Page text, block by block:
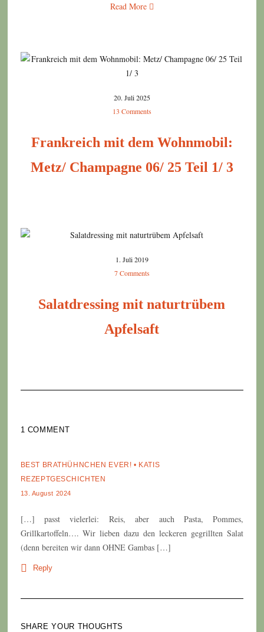
Read More
20. Juli 2025
13 Comments
Frankreich mit dem Wohnmobil:
Metz/ Champagne 06/ 25 Teil 1/ 3
1. Juli 2019
7 Comments
Salatdressing mit naturtrübem
Apfelsaft
1 COMMENT
BEST BRATHÜHNCHEN EVER! • KATIS
REZEPTGESCHICHTEN
13. August 2024
[…] passt vielerlei: Reis, aber auch Pasta, Pommes,
Grillkartoffeln…. Wir lieben dazu den leckeren gegrillten Salat
(denn bereiten wir dann OHNE Gambas […]
Reply
SHARE YOUR THOUGHTS